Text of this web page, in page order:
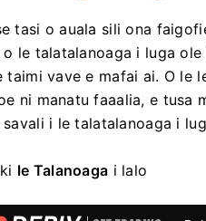
tasi o auala sili ona
o le talatalanoaga i luga
taimi vave e mafai ai. O le
ni manatu faaalia, e tusa
savali i le talatalanoaga i
le Talanoaga i lalo